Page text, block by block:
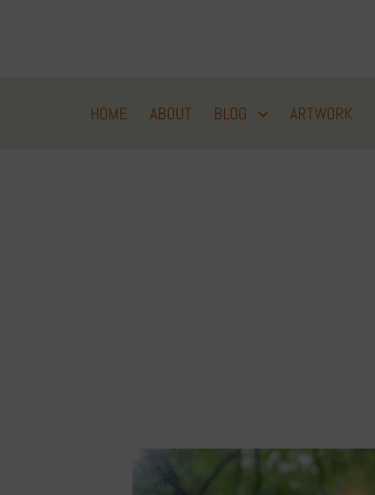
HOME ABOUT BLOG ARTWORK